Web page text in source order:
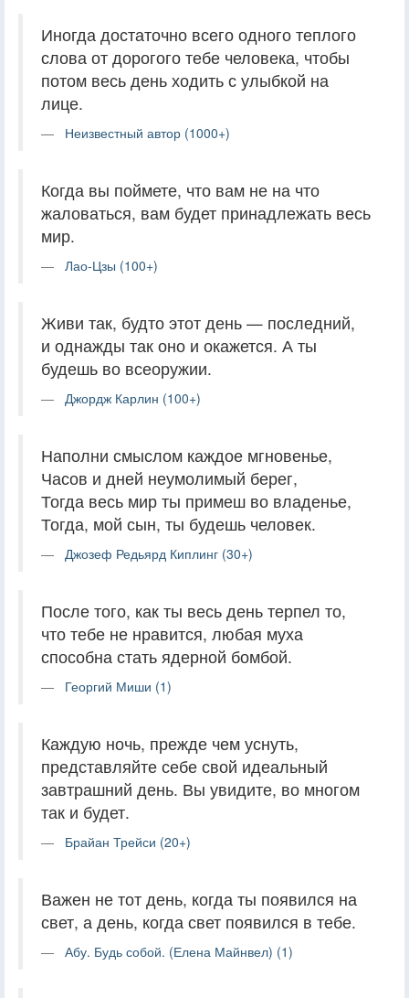
Иногда достаточно всего одного теплого
слова от дорогого тебе человека, чтобы
потом весь день ходить с улыбкой на
лице.
Неизвестный автор (1000+)
Когда вы поймете, что вам не на что
жаловаться, вам будет принадлежать весь
мир.
Лао-Цзы (100+)
Живи так, будто этот день — последний,
и однажды так оно и окажется. А ты
будешь во всеоружии.
Джордж Карлин (100+)
Наполни смыслом каждое мгновенье,
Часов и дней неумолимый берег,
Тогда весь мир ты примеш во владенье,
Тогда, мой сын, ты будешь человек.
Джозеф Редьярд Киплинг (30+)
После того, как ты весь день терпел то,
что тебе не нравится, любая муха
способна стать ядерной бомбой.
Георгий Миши (1)
Каждую ночь, прежде чем уснуть,
представляйте себе свой идеальный
завтрашний день. Вы увидите, во многом
так и будет.
Брайан Трейси (20+)
Важен не тот день, когда ты появился на
свет, а день, когда свет появился в тебе.
Абу. Будь собой. (Елена Майнвел) (1)